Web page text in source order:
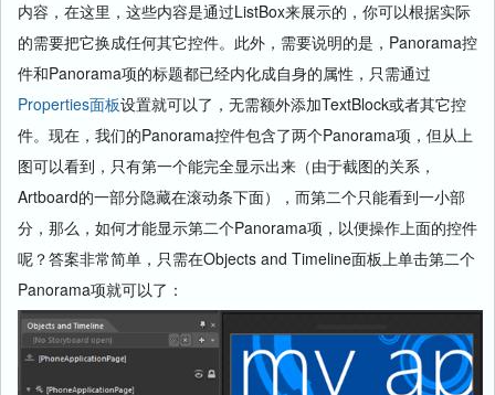
内容，在这里，这些内容是通过ListBox来展示的，你可以根据实际
的需要把它换成任何其它控件。此外，需要说明的是，Panorama控
件和Panorama项的标题都已经内化成自身的属性，只需通过
Properties面板设置就可以了，无需额外添加TextBlock或者其它控
件。现在，我们的Panorama控件包含了两个Panorama项，但从上
图可以看到，只有第一个能完全显示出来（由于截图的关系，
Artboard的一部分隐藏在滚动条下面），而第二个只能看到一小部
分，那么，如何才能显示第二个Panorama项，以便操作上面的控件
呢？答案非常简单，只需在Objects and Timeline面板上单击第二个
Panorama项就可以了：